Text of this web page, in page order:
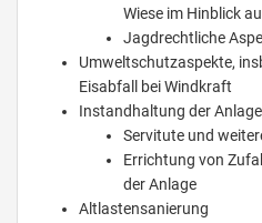
Wiese im Hinblick
Jagdrechtliche
Umweltschutzaspekte,
Eisabfall bei Windkraft
Instandhaltung der Anlage
Servitute und
Errichtung von
der Anlage
Altlastensanierung